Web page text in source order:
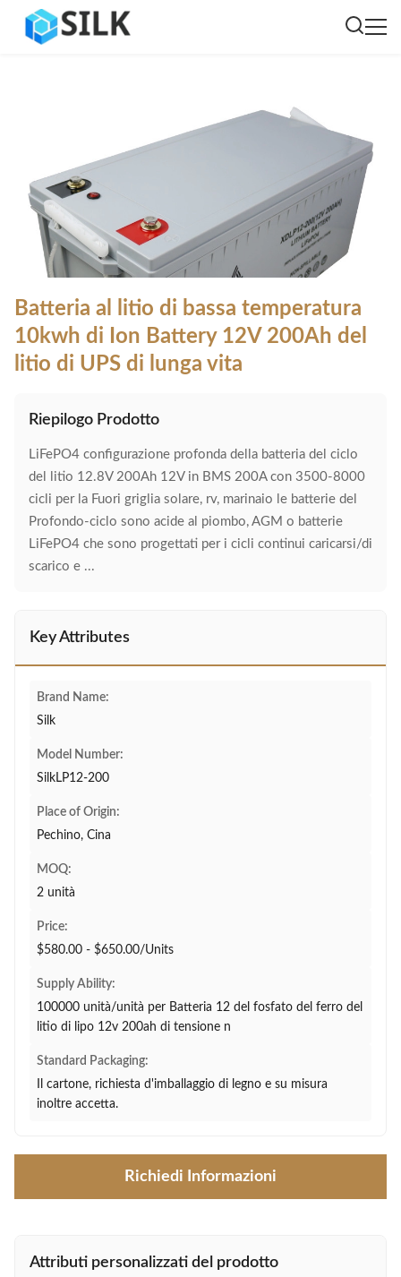
Batteria al litio di bassa temperatura
10kwh di Ion Battery 12V 200Ah del
litio di UPS di lunga vita
Riepilogo Prodotto
LiFePO4 configurazione profonda della batteria del ciclo
del litio 12.8V 200Ah 12V in BMS 200A con 3500-8000
cicli per la Fuori griglia solare, rv, marinaio le batterie del
Profondo-ciclo sono acide al piombo, AGM o batterie
LiFePO4 che sono progettati per i cicli continui caricarsi/di
scarico e ...
Key Attributes
Brand Name:
Silk
Model Number:
SilkLP12-200
Place of Origin:
Pechino, Cina
MOQ:
2 unità
Price:
$580.00 - $650.00/Units
Supply Ability:
100000 unità/unità per Batteria 12 del fosfato del ferro del
litio di lipo 12v 200ah di tensione n
Standard Packaging:
Il cartone, richiesta d'imballaggio di legno e su misura
inoltre accetta.
Richiedi Informazioni
Attributi personalizzati del prodotto